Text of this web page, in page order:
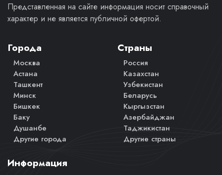
Представленная на сайте информация носит справочный
характер и не является публичной офертой.
Города
Москва
Астана
Ташкент
Минск
Бишкек
Баку
Душанбе
Другие города
Страны
Россия
Казахстан
Узбекистан
Беларусь
Кыргызстан
Азербайджан
Таджикистан
Другие страны
Информация